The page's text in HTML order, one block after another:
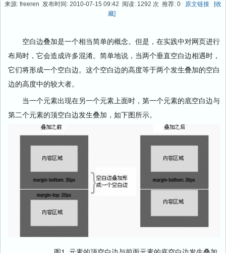
来源: freeren 发布时间: 2010-07-15 09:42 阅读: 1292 次 推荐: 0 原文链接
[收
藏]
空白边叠加是一个相当简单的概念。但是，在实践中对网页进行
布局时，它会造成许多混淆。简单地说，当两个垂直空白边相遇时，
它们将形成一个空白边。这个空白边的高度等于两个发生叠加的空白
边的高度中的较大者。
当一个元素出现在另一个元素上面时，第一个元素的底空白边与
第二个元素的顶空白边发生叠加，如下图所示。